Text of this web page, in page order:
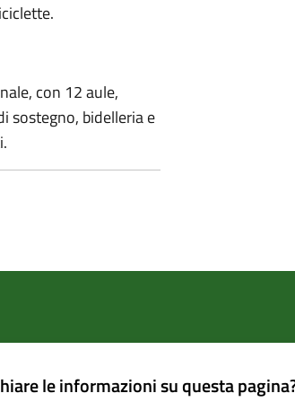
con 12 aule,
sostegno, bidelleria e
le informazioni su questa